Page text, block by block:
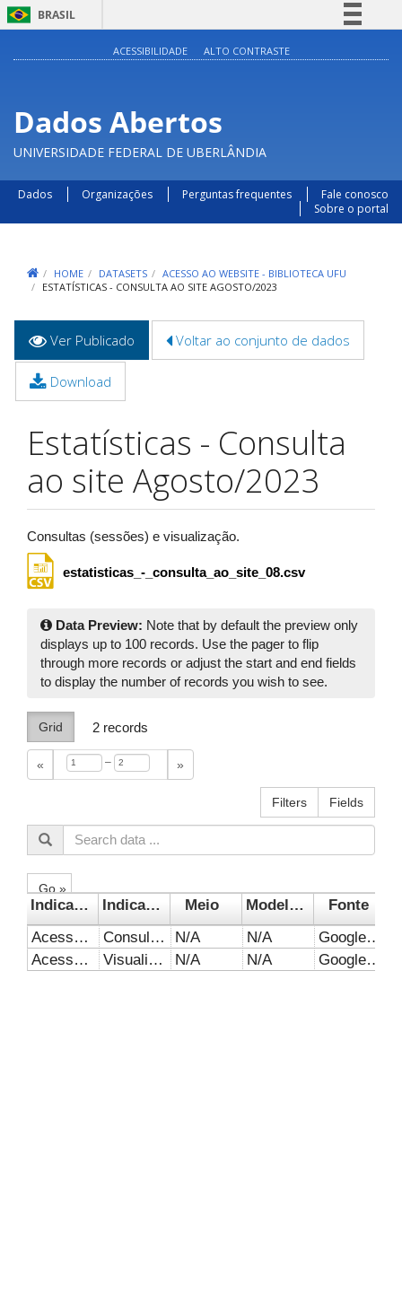
BRASIL
Legislação
Canais
ACESSIBILIDADE ALTO CONTRASTE
Dados Abertos
UNIVERSIDADE FEDERAL DE UBERLÂNDIA
Dados Organizações Perguntas frequentes
Fale conosco
Sobre o portal
HOME DATASETS
ACESSO AO WEBSITE - BIBLIOTECA UFU
ESTATÍSTICAS - CONSULTA AO SITE AGOSTO/2023
primárias
Ver Publicado
ativa)
Voltar ao conjunto de dados
Download
Estatísticas - Consulta
ao site Agosto/2023
Consultas (sessões) e visualização.
estatisticas_-_consulta_ao_site_08.csv
Data Preview: Note that by default the preview only
displays up to 100 records. Use the pager to flip
through more records or adjust the start and end fields
to display the number of records you wish to see.
Grid 2 records
« – »
Filters Fields
Go »
Meio
Fonte
N/A N/A
N/A N/A